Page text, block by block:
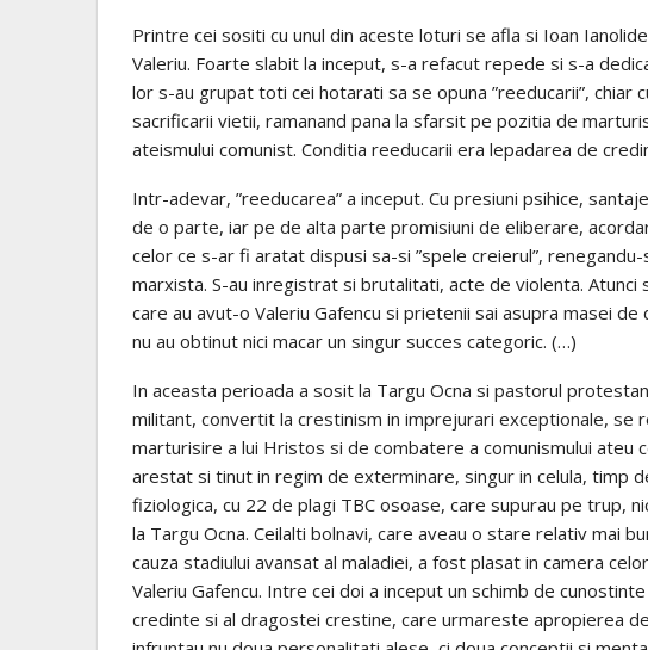
Printre cei sositi cu unul din aceste loturi se afla si Ioan
Valeriu. Foarte slabit la inceput, s-a refacut repede si s-a
lor s-au grupat toti cei hotarati sa se opuna ”reeducarii”,
sacrificarii vietii, ramanand pana la sfarsit pe pozitia de
ateismului comunist. Conditia reeducarii era lepadarea de
Intr-adevar, ”reeducarea” a inceput. Cu presiuni psihice,
de o parte, iar pe de alta parte promisiuni de eliberare,
celor ce s-ar fi aratat dispusi sa-si ”spele creierul”,
marxista. S-au inregistrat si brutalitati, acte de violenta.
care au avut-o Valeriu Gafencu si prietenii sai asupra masei
nu au obtinut nici macar un singur succes categoric. (…)
In aceasta perioada a sosit la Targu Ocna si pastorul
militant, convertit la crestinism in imprejurari exceptionale, se
marturisire a lui Hristos si de combatere a comunismului ateu
arestat si tinut in regim de exterminare, singur in celula, timp
fiziologica, cu 22 de plagi TBC osoase, care supurau pe trup,
la Targu Ocna. Ceilalti bolnavi, care aveau o stare relativ mai
cauza stadiului avansat al maladiei, a fost plasat in camera
Valeriu Gafencu. Intre cei doi a inceput un schimb de
credinte si al dragostei crestine, care urmareste apropierea